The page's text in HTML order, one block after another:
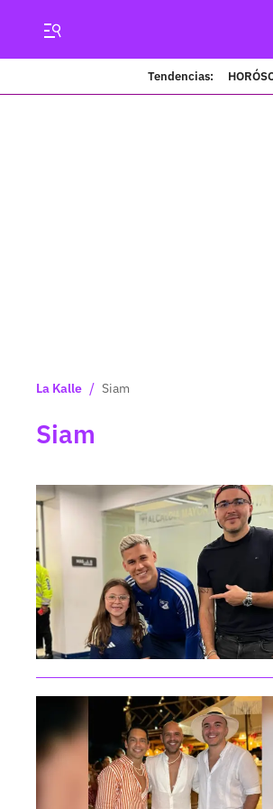
Tendencias:
La Kalle / Siam
Siam